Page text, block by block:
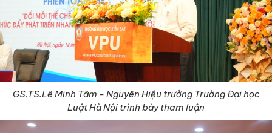
GS.TS.Lê Minh Tâm - Nguyên Hiệu trưởng Trường Đại học
Luật Hà Nội trình bày tham luận